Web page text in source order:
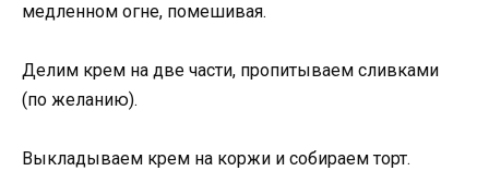
медленном огне, помешивая.
Делим крем на две части, пропитываем сливками
(по желанию).
Выкладываем крем на коржи и собираем торт.